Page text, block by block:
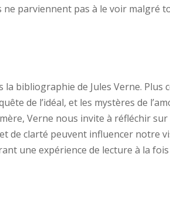
parviennent pas à le voir malgré
bibliographie de Jules Verne. Plus
de l’idéal, et les mystères de
Verne nous invite à réfléchir
de clarté peuvent influencer notre
une expérience de lecture à la